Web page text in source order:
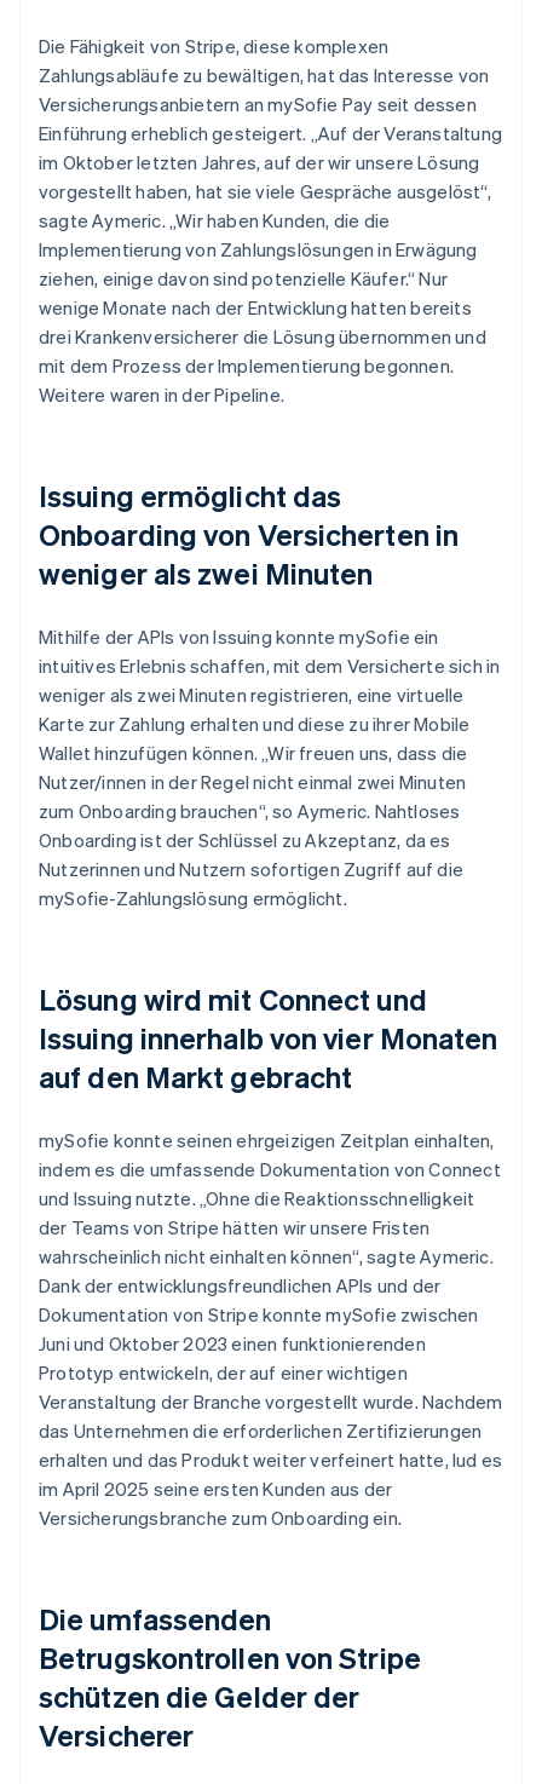
Die Fähigkeit von Stripe, diese komplexen
Zahlungsabläufe zu bewältigen, hat das Interesse von
Versicherungsanbietern an mySofie Pay seit dessen
Einführung erheblich gesteigert. „Auf der Veranstaltung
im Oktober letzten Jahres, auf der wir unsere Lösung
vorgestellt haben, hat sie viele Gespräche ausgelöst“,
sagte Aymeric. „Wir haben Kunden, die die
Implementierung von Zahlungslösungen in Erwägung
ziehen, einige davon sind potenzielle Käufer.“ Nur
wenige Monate nach der Entwicklung hatten bereits
drei Krankenversicherer die Lösung übernommen und
mit dem Prozess der Implementierung begonnen.
Weitere waren in der Pipeline.
Issuing ermöglicht das
Onboarding von Versicherten in
weniger als zwei Minuten
Mithilfe der APIs von Issuing konnte mySofie ein
intuitives Erlebnis schaffen, mit dem Versicherte sich in
weniger als zwei Minuten registrieren, eine virtuelle
Karte zur Zahlung erhalten und diese zu ihrer Mobile
Wallet hinzufügen können. „Wir freuen uns, dass die
Nutzer/innen in der Regel nicht einmal zwei Minuten
zum Onboarding brauchen“, so Aymeric. Nahtloses
Onboarding ist der Schlüssel zu Akzeptanz, da es
Nutzerinnen und Nutzern sofortigen Zugriff auf die
mySofie-Zahlungslösung ermöglicht.
Lösung wird mit Connect und
Issuing innerhalb von vier Monaten
auf den Markt gebracht
mySofie konnte seinen ehrgeizigen Zeitplan einhalten,
indem es die umfassende Dokumentation von Connect
und Issuing nutzte. „Ohne die Reaktionsschnelligkeit
der Teams von Stripe hätten wir unsere Fristen
wahrscheinlich nicht einhalten können“, sagte Aymeric.
Dank der entwicklungsfreundlichen APIs und der
Dokumentation von Stripe konnte mySofie zwischen
Juni und Oktober 2023 einen funktionierenden
Prototyp entwickeln, der auf einer wichtigen
Veranstaltung der Branche vorgestellt wurde. Nachdem
das Unternehmen die erforderlichen Zertifizierungen
erhalten und das Produkt weiter verfeinert hatte, lud es
im April 2025 seine ersten Kunden aus der
Versicherungsbranche zum Onboarding ein.
Die umfassenden
Betrugskontrollen von Stripe
schützen die Gelder der
Versicherer